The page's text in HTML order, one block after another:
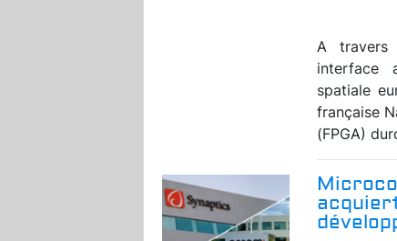
A travers
interface
spatiale
française
(FPGA)